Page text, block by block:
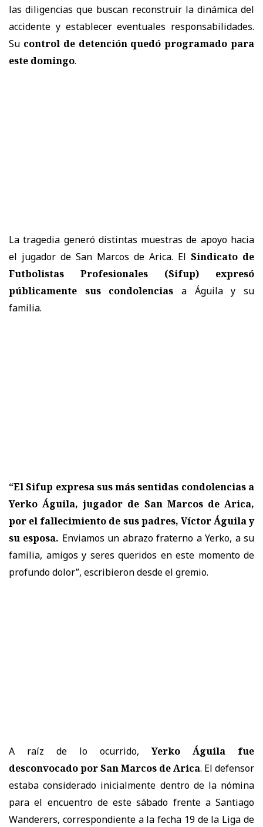
las diligencias que buscan reconstruir la dinámica del
accidente y establecer eventuales responsabilidades.
Su control de detención quedó programado para
este domingo.
La tragedia generó distintas muestras de apoyo hacia
el jugador de San Marcos de Arica. El Sindicato de
Futbolistas Profesionales (Sifup) expresó
públicamente sus condolencias a Águila y su
familia.
“El Sifup expresa sus más sentidas condolencias a
Yerko Águila, jugador de San Marcos de Arica,
por el fallecimiento de sus padres, Víctor Águila y
su esposa. Enviamos un abrazo fraterno a Yerko, a su
familia, amigos y seres queridos en este momento de
profundo dolor”, escribieron desde el gremio.
A raíz de lo ocurrido,Yerko Águila fue
desconvocado por San Marcos de Arica. El defensor
estaba considerado inicialmente dentro de la nómina
para el encuentro de este sábado frente a Santiago
Wanderers, correspondiente a la fecha 19 de la Liga de